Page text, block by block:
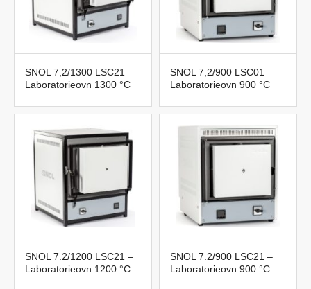
SNOL 7,2/1300 LSC21 –
Laboratorieovn 1300 °C
SNOL 7,2/900 LSC01 –
Laboratorieovn 900 °C
SNOL 7.2/1200 LSC21 –
Laboratorieovn 1200 °C
SNOL 7.2/900 LSC21 –
Laboratorieovn 900 °C